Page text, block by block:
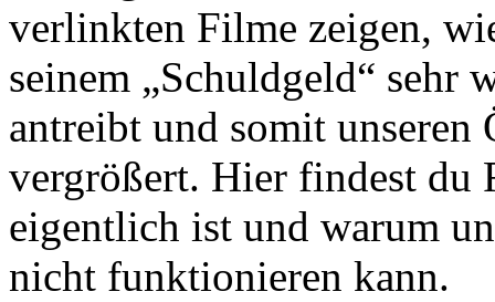
verlinkten Filme zeigen,
seinem „Schuldgeld“ sehr
antreibt und somit
vergrößert. Hier findest du
eigentlich ist und warum
nicht funktionieren kann.